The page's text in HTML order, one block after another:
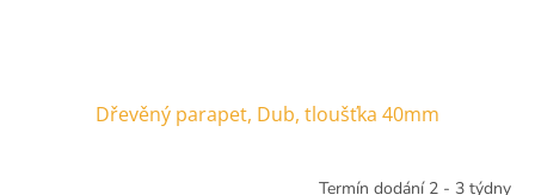
Dřevěný parapet, Dub, tloušťka 40mm
Termín dodání 2 - 3 týdny